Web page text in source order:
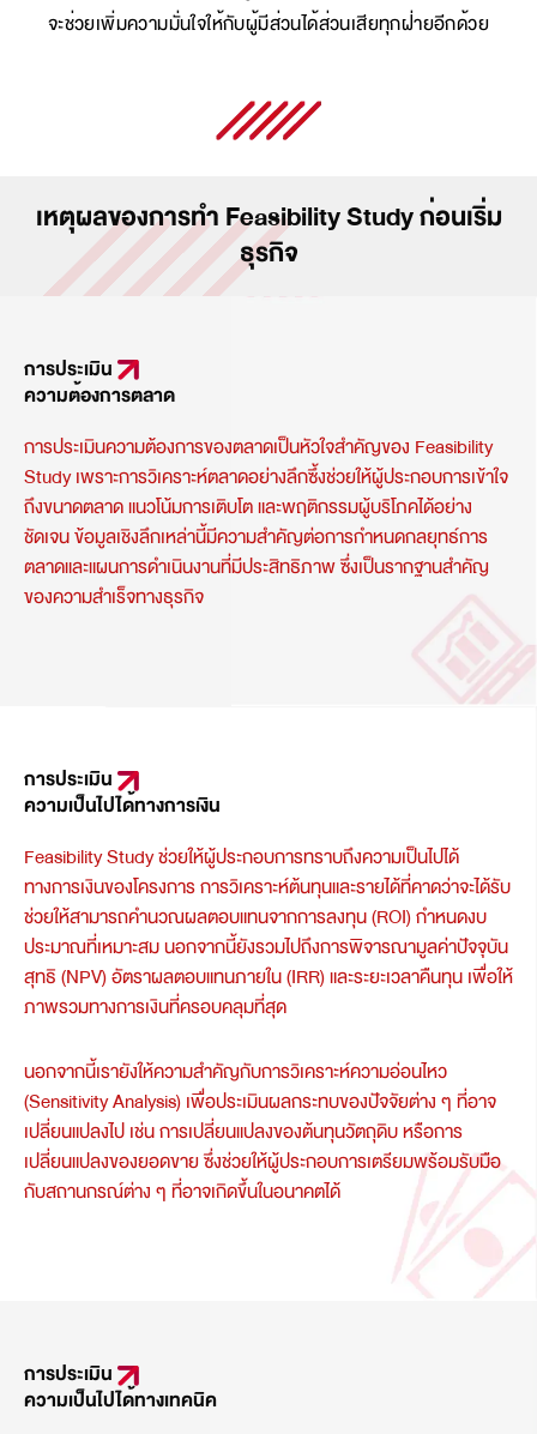
จะช่วยเพิ่มความมั่นใจให้กับผู้มีส่วนได้ส่วนเสียทุกฝ่ายอีกด้วย
เหตุผลของการทำ Feasibility Study ก่อนเริ่ม
ธุรกิจ
การประเมิน
ความต้องการตลาด
การประเมินความต้องการของตลาดเป็นหัวใจสำคัญของ Feasibility
Study เพราะการวิเคราะห์ตลาดอย่างลึกซึ้งช่วยให้ผู้ประกอบการเข้าใจ
ถึงขนาดตลาด แนวโน้มการเติบโต และพฤติกรรมผู้บริโภคได้อย่าง
ชัดเจน ข้อมูลเชิงลึกเหล่านี้มีความสำคัญต่อการกำหนดกลยุทธ์การ
ตลาดและแผนการดำเนินงานที่มีประสิทธิภาพ ซึ่งเป็นรากฐานสำคัญ
ของความสำเร็จทางธุรกิจ
การประเมิน
ความเป็นไปได้ทางการเงิน
Feasibility Study ช่วยให้ผู้ประกอบการทราบถึงความเป็นไปได้
ทางการเงินของโครงการ การวิเคราะห์ต้นทุนและรายได้ที่คาดว่าจะได้รับ
ช่วยให้สามารถคำนวณผลตอบแทนจากการลงทุน (ROI) กำหนดงบ
ประมาณที่เหมาะสม นอกจากนี้ยังรวมไปถึงการพิจารณามูลค่าปัจจุบัน
สุทธิ (NPV) อัตราผลตอบแทนภายใน (IRR) และระยะเวลาคืนทุน เพื่อให้
ภาพรวมทางการเงินที่ครอบคลุมที่สุด
นอกจากนี้เรายังให้ความสำคัญกับการวิเคราะห์ความอ่อนไหว
(Sensitivity Analysis) เพื่อประเมินผลกระทบของปัจจัยต่าง ๆ ที่อาจ
เปลี่ยนแปลงไป เช่น การเปลี่ยนแปลงของต้นทุนวัตถุดิบ หรือการ
เปลี่ยนแปลงของยอดขาย ซึ่งช่วยให้ผู้ประกอบการเตรียมพร้อมรับมือ
กับสถานกรณ์ต่าง ๆ ที่อาจเกิดขึ้นในอนาคตได้
การประเมิน
ความเป็นไปได้ทางเทคนิค